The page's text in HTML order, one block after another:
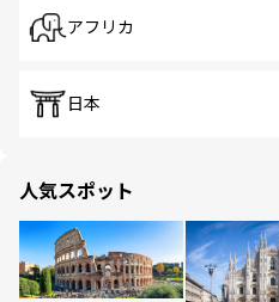
アフリカ
日本
人気スポット